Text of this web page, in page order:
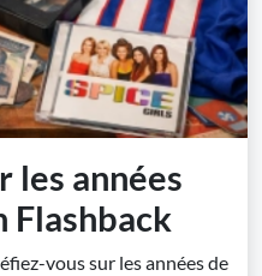
les années
Flashback
vous sur les années de